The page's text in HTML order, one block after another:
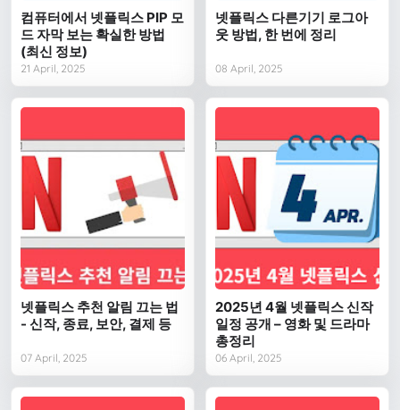
컴퓨터에서 넷플릭스 PIP 모
드 자막 보는 확실한 방법
(최신 정보)
21 April, 2025
넷플릭스 다른기기 로그아
웃 방법, 한 번에 정리
08 April, 2025
넷플릭스 추천 알림 끄는 법
- 신작, 종료, 보안, 결제 등
07 April, 2025
2025년 4월 넷플릭스 신작
일정 공개 – 영화 및 드라마
총정리
06 April, 2025